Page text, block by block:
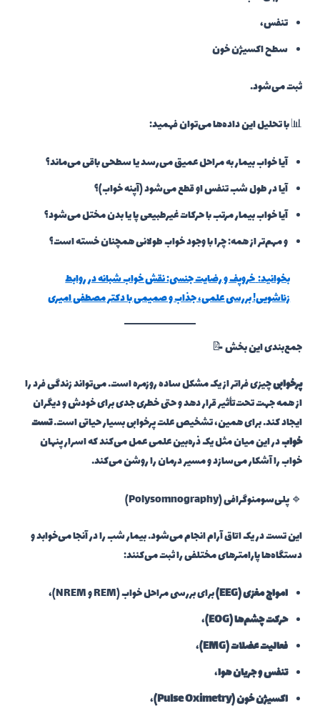
تنفس،
سطح اکسیژن خون
ثبت می‌شود.
📊 با تحلیل این داده‌ها می‌توان فهمید:
آیا خواب بیمار به مراحل عمیق می‌رسد یا سطحی باقی می‌ماند؟
آیا در طول شب تنفس او قطع می‌شود (آپنه خواب)؟
آیا خواب بیمار مرتب با حرکات غیرطبیعی پا یا بدن مختل می‌شود؟
و مهم‌تر از همه: چرا با وجود خواب طولانی همچنان خسته است؟
بخوانید:خروپف و رضایت جنسی: نقش خواب شبانه در روابط
زناشویی! بررسی علمی، جذاب و صمیمی با دکتر مصطفی امیری
جمع‌بندی این بخش 📝
پرخوابیچیزی فراتر از یک مشکل ساده روزمره است. می‌تواند زندگی فرد را
از همه جهت تحت‌تأثیر قرار دهد و حتی خطری جدی برای خودش و دیگران
ایجاد کند. برای همین، تشخیص علت پرخوابی بسیار حیاتی است.تست
خوابدر این میان مثل یک ذره‌بین علمی عمل می‌کند که اسرار پنهان
خواب را آشکار می‌سازد و مسیر درمان را روشن می‌کند.
🔹 پلی‌سومنوگرافی (Polysomnography)
این تست در یک اتاق آرام انجام می‌شود. بیمار شب را در آنجا می‌خوابد و
دستگاه‌ها پارامترهای مختلفی را ثبت می‌کنند:
امواج مغزی (EEG)
برای بررسی مراحل خواب (REM و NREM)،
حرکت چشم‌ها (EOG)
،
فعالیت عضلات (EMG)
،
تنفس و جریان هوا،
اکسیژن خون (Pulse Oximetry)
،